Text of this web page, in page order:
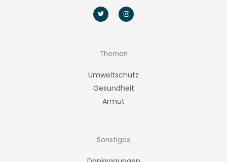
w
i
t
n
s
t
m
Themen
Umweltschutz
Gesundheit
Armut
Sonstiges